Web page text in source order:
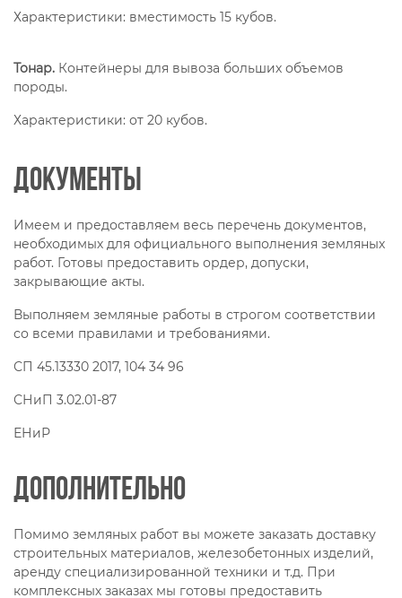
Характеристики: вместимость 15 кубов.
Тонар. Контейнеры для вывоза больших объемов
породы.
Характеристики: от 20 кубов.
Документы
Имеем и предоставляем весь перечень документов,
необходимых для официального выполнения земляных
работ. Готовы предоставить ордер, допуски,
закрывающие акты.
Выполняем земляные работы в строгом соответствии
со всеми правилами и требованиями.
СП 45.13330 2017, 104 34 96
СНиП 3.02.01-87
ЕНиР
Дополнительно
Помимо земляных работ вы можете заказать доставку
строительных материалов, железобетонных изделий,
аренду специализированной техники и т.д. При
комплексных заказах мы готовы предоставить